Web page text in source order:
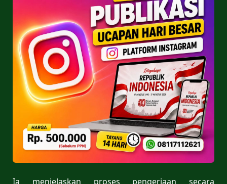
Ia menjelaskan proses pengerjaan secara